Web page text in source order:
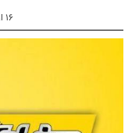
۱۶ اردیبهشت ۱۳۹۶ - ۰۱:۲۳